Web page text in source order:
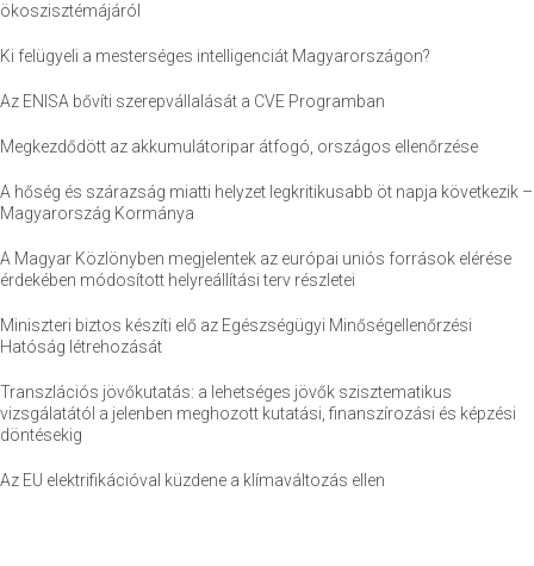
ökoszisztémájáról
Ki felügyeli a mesterséges intelligenciát Magyarországon?
Az ENISA bővíti szerepvállalását a CVE Programban
Megkezdődött az akkumulátoripar átfogó, országos ellenőrzése
A hőség és szárazság miatti helyzet legkritikusabb öt napja következik –
Magyarország Kormánya
A Magyar Közlönyben megjelentek az európai uniós források elérése
érdekében módosított helyreállítási terv részletei
Miniszteri biztos készíti elő az Egészségügyi Minőségellenőrzési
Hatóság létrehozását
Transzlációs jövőkutatás: a lehetséges jövők szisztematikus
vizsgálatától a jelenben meghozott kutatási, finanszírozási és képzési
döntésekig
Az EU elektrifikációval küzdene a klímaváltozás ellen